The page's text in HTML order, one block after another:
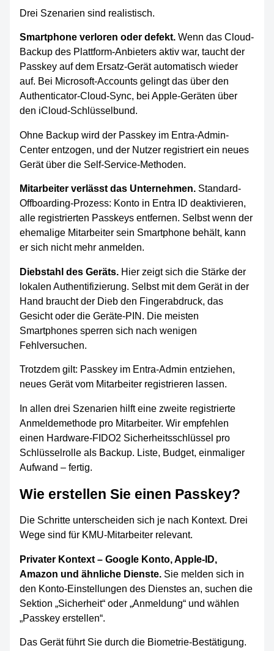
Drei Szenarien sind realistisch.
Smartphone verloren oder defekt.Wenn das Cloud-
Backup des Plattform-Anbieters aktiv war, taucht der
Passkey auf dem Ersatz-Gerät automatisch wieder
auf. Bei Microsoft-Accounts gelingt das über den
Authenticator-Cloud-Sync, bei Apple-Geräten über
den iCloud-Schlüsselbund.
Ohne Backup wird der Passkey im Entra-Admin-
Center entzogen, und der Nutzer registriert ein neues
Gerät über die Self-Service-Methoden.
Mitarbeiter verlässt das Unternehmen.Standard-
Offboarding-Prozess: Konto in Entra ID deaktivieren,
alle registrierten Passkeys entfernen. Selbst wenn der
ehemalige Mitarbeiter sein Smartphone behält, kann
er sich nicht mehr anmelden.
Diebstahl des Geräts.Hier zeigt sich die Stärke der
lokalen Authentifizierung. Selbst mit dem Gerät in der
Hand braucht der Dieb den Fingerabdruck, das
Gesicht oder die Geräte-PIN. Die meisten
Smartphones sperren sich nach wenigen
Fehlversuchen.
Trotzdem gilt: Passkey im Entra-Admin entziehen,
neues Gerät vom Mitarbeiter registrieren lassen.
In allen drei Szenarien hilft eine zweite registrierte
Anmeldemethode pro Mitarbeiter. Wir empfehlen
einen Hardware-FIDO2 Sicherheitsschlüssel pro
Schlüsselrolle als Backup. Liste, Budget, einmaliger
Aufwand – fertig.
Wie erstellen Sie einen Passkey?
Die Schritte unterscheiden sich je nach Kontext. Drei
Wege sind für KMU-Mitarbeiter relevant.
Privater Kontext – Google Konto, Apple-ID,
Amazon und ähnliche Dienste.Sie melden sich in
den Konto-Einstellungen des Dienstes an, suchen die
Sektion „Sicherheit“ oder „Anmeldung“ und wählen
„Passkey erstellen“.
Das Gerät führt Sie durch die Biometrie-Bestätigung.